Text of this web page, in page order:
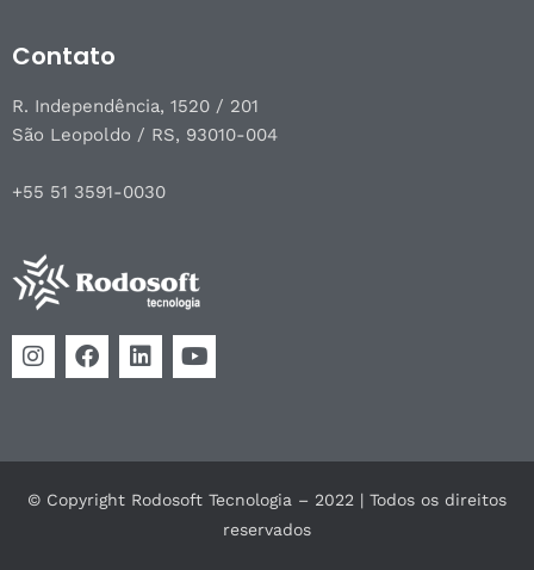
Contato
R. Independência, 1520 / 201
São Leopoldo / RS, 93010-004
+55 51 3591-0030
© Copyright Rodosoft Tecnologia – 2022 | Todos os direitos
reservados